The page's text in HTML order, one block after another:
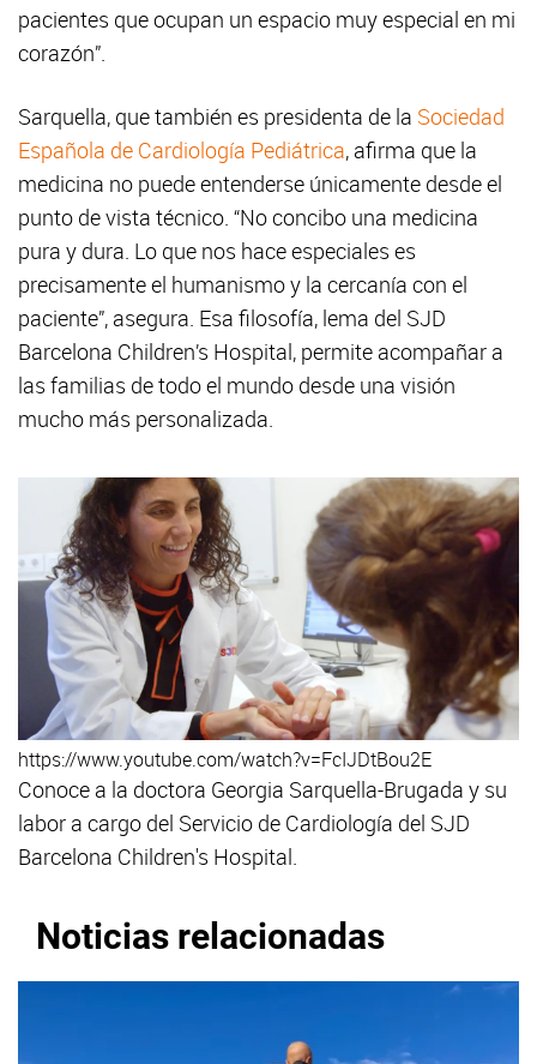
pacientes que ocupan un espacio muy especial en mi
corazón”.
Sarquella, que también es presidenta de la Sociedad
Española de Cardiología Pediátrica, afirma que la
medicina no puede entenderse únicamente desde el
punto de vista técnico. “No concibo una medicina
pura y dura. Lo que nos hace especiales es
precisamente el humanismo y la cercanía con el
paciente”, asegura. Esa filosofía, lema del SJD
Barcelona Children’s Hospital, permite acompañar a
las familias de todo el mundo desde una visión
mucho más personalizada.
https://www.youtube.com/watch?v=FcIJDtBou2E
Conoce a la doctora Georgia Sarquella-Brugada y su
labor a cargo del Servicio de Cardiología del SJD
Barcelona Children's Hospital.
Noticias relacionadas